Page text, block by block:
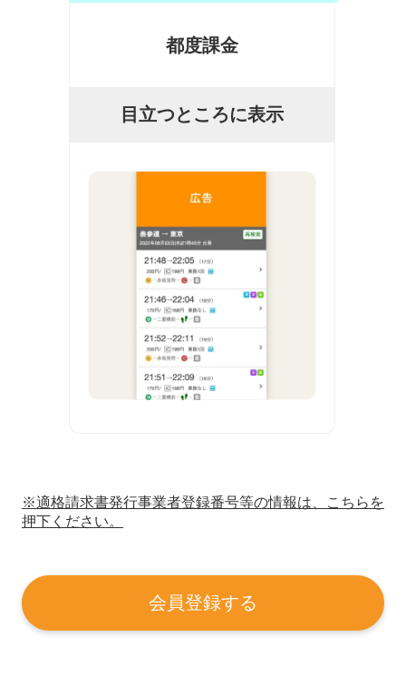
都度課金
目立つところに表示
※適格請求書発行事業者登録番号等の情報は、こちらを
押下ください。
会員登録する